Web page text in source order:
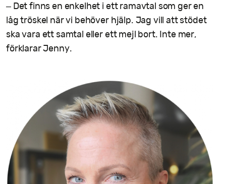
– Det finns en enkelhet i ett ramavtal som ger en
låg tröskel när vi behöver hjälp. Jag vill att stödet
ska vara ett samtal eller ett mejl bort. Inte mer,
förklarar Jenny.